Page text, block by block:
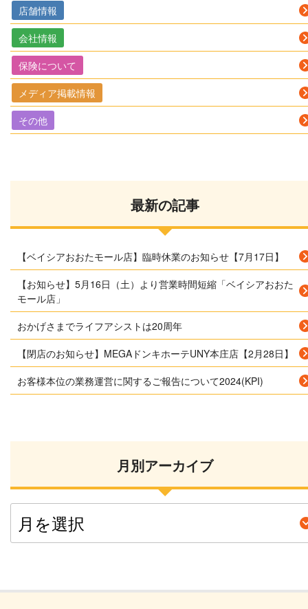
店舗情報
会社情報
保険について
メディア掲載情報
その他
最新の記事
【ベイシアおおたモール店】臨時休業のお知らせ【7月17日】
【お知らせ】5月16日（土）より営業時間短縮「ベイシアおおた
モール店」
おかげさまでライフアシストは20周年
【閉店のお知らせ】MEGAドンキホーテUNY本庄店【2月28日】
お客様本位の業務運営に関するご報告について2024(KPI)
月別アーカイブ